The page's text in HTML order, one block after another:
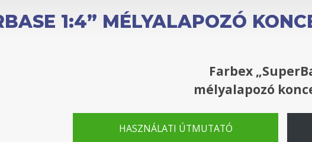
1:4” MÉLYALAPOZÓ
Farbex
mélyalapozó
HASZNÁLATI ÚTMUTATÓ